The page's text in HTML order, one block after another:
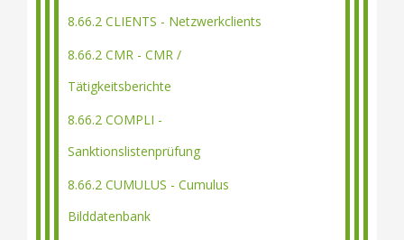
8.66.2 CLIENTS - Netzwerkclients
8.66.2 CMR - CMR /
Tätigkeitsberichte
8.66.2 COMPLI -
Sanktionslistenprüfung
8.66.2 CUMULUS - Cumulus
Bilddatenbank